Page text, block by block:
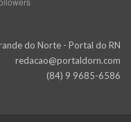
do Norte - Portal do RN
redacao@portaldorn.com
(84) 9 9685-6586